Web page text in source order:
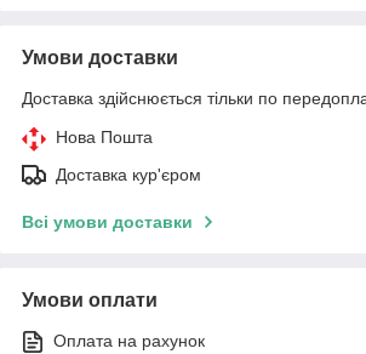
Умови доставки
Доставка здійснюється тільки по
Нова Пошта
Доставка кур'єром
Всі умови доставки
Умови оплати
Оплата на рахунок